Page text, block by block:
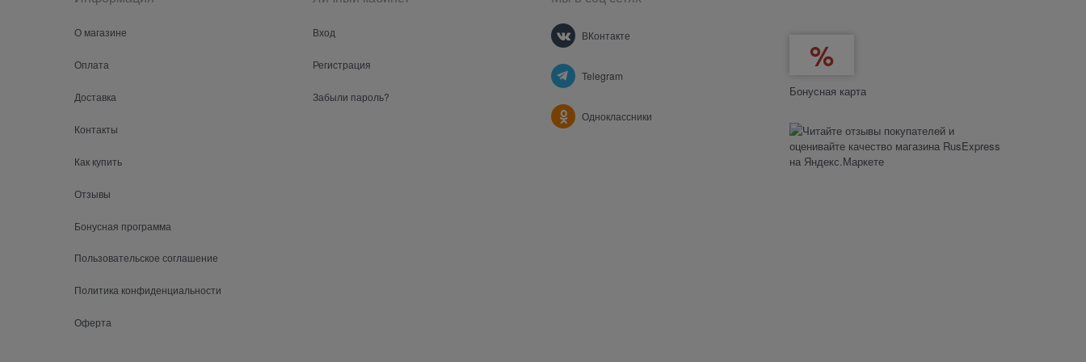
О магазине
Оплата
Доставка
Контакты
Как купить
Отзывы
Бонусная программа
Пользовательское соглашение
Политика конфиденциальности
Оферта
Вход
Регистрация
Забыли пароль?
ВКонтакте
Telegram
Одноклассники
Бонусная карта